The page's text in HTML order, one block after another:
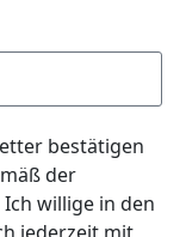
bestätigen
der
willige in den
jederzeit mit